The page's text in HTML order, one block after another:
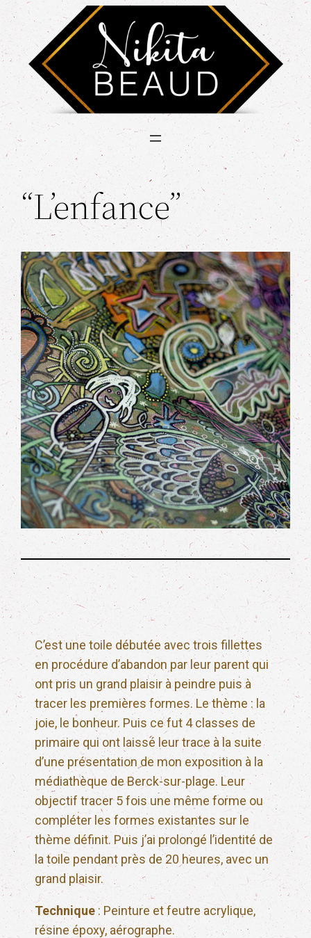
“L’enfance”
C’est une toile débutée avec trois fillettes
en procédure d’abandon par leur parent qui
ont pris un grand plaisir à peindre puis à
tracer les premières formes. Le thème : la
joie, le bonheur. Puis ce fut 4 classes de
primaire qui ont laissé leur trace à la suite
d’une présentation de mon exposition à la
médiathèque de Berck-sur-plage. Leur
objectif tracer 5 fois une même forme ou
compléter les formes existantes sur le
thème définit. Puis j’ai prolongé l’identité de
la toile pendant près de 20 heures, avec un
grand plaisir.
Technique : Peinture et feutre acrylique,
résine époxy, aérographe.